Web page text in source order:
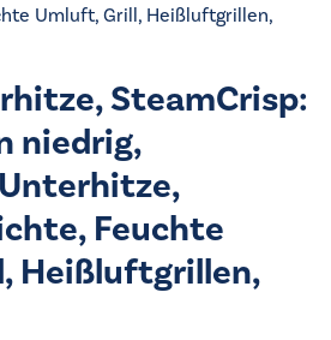
Umluft, Grill, Heißluftgrillen,
SteamCrisp:
niedrig,
Feuchte
Heißluftgrillen,